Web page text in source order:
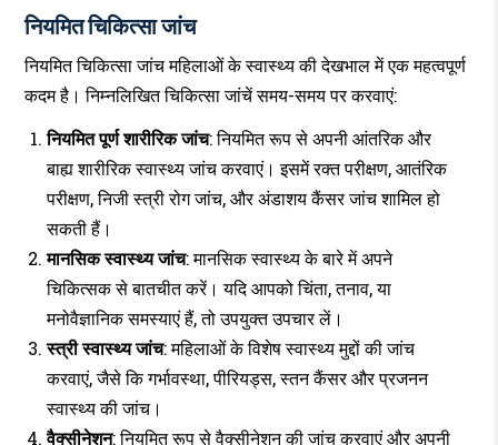
नियमित चिकित्सा जांच
नियमित चिकित्सा जांच महिलाओं के स्वास्थ्य की देखभाल में एक महत्वपूर्ण
कदम है। निम्नलिखित चिकित्सा जांचें समय-समय पर करवाएं:
नियमित पूर्ण शारीरिक जांच: नियमित रूप से अपनी आंतरिक और
बाह्य शारीरिक स्वास्थ्य जांच करवाएं। इसमें रक्त परीक्षण, आतंरिक
परीक्षण, निजी स्त्री रोग जांच, और अंडाशय कैंसर जांच शामिल हो
सकती हैं।
मानसिक स्वास्थ्य जांच: मानसिक स्वास्थ्य के बारे में अपने
चिकित्सक से बातचीत करें। यदि आपको चिंता, तनाव, या
मनोवैज्ञानिक समस्याएं हैं, तो उपयुक्त उपचार लें।
स्त्री स्वास्थ्य जांच: महिलाओं के विशेष स्वास्थ्य मुद्दों की जांच
करवाएं, जैसे कि गर्भावस्था, पीरियड्स, स्तन कैंसर और प्रजनन
स्वास्थ्य की जांच।
वैक्सीनेशन: नियमित रूप से वैक्सीनेशन की जांच करवाएं और अपनी